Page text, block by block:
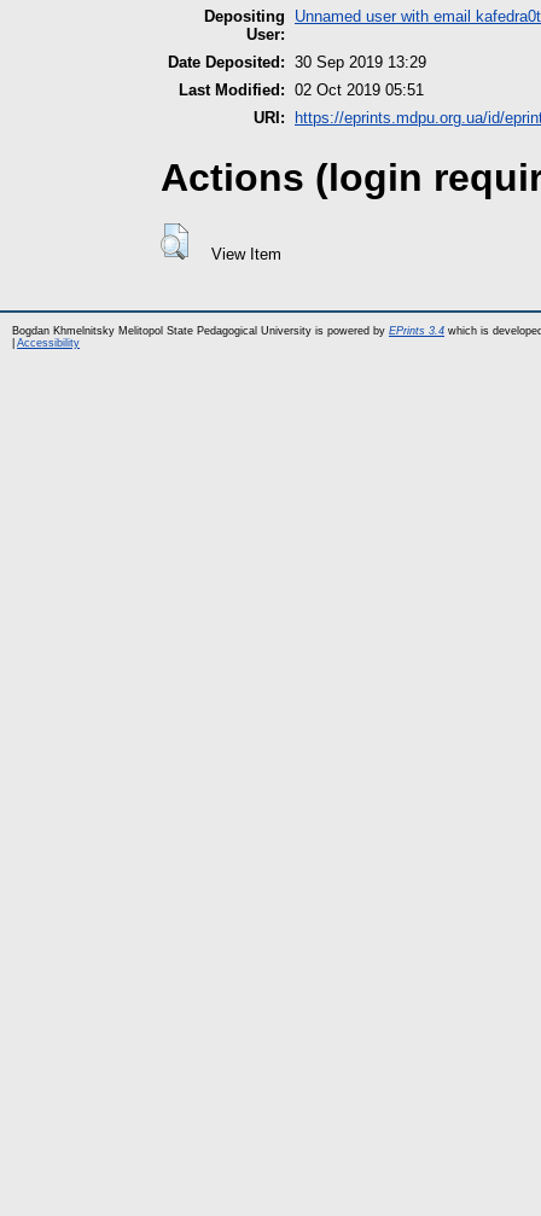
Depositing
User:
Unnamed user with email
Date Deposited: 30 Sep 2019 13:29
Last Modified: 02 Oct 2019 05:51
URI:
https://eprints.mdpu.org.ua/id/
Actions (login
View Item
Bogdan Khmelnitsky Melitopol State Pedagogical University is powered by EPrints 3.4 which is
Accessibility